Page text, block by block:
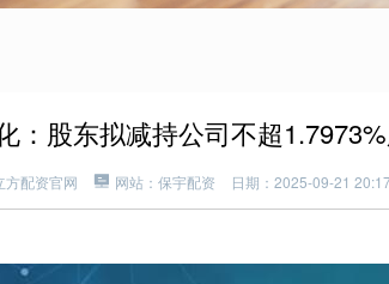
：股东拟减持公司不超
方配资官网 网站：保宇配资 日期：2025-09-21